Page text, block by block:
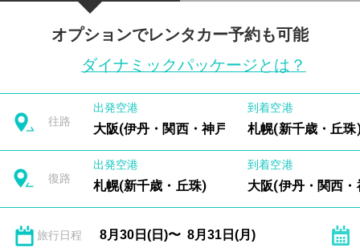
オプションでレンタカー予約も可能
ダイナミックパッケージとは？
往路
出発空港
大阪(伊丹・関西・神戸)
到着空港
札幌(新千歳・丘珠
復路
出発空港
札幌(新千歳・丘珠)
到着空港
大阪(伊丹・関西・
旅行日程